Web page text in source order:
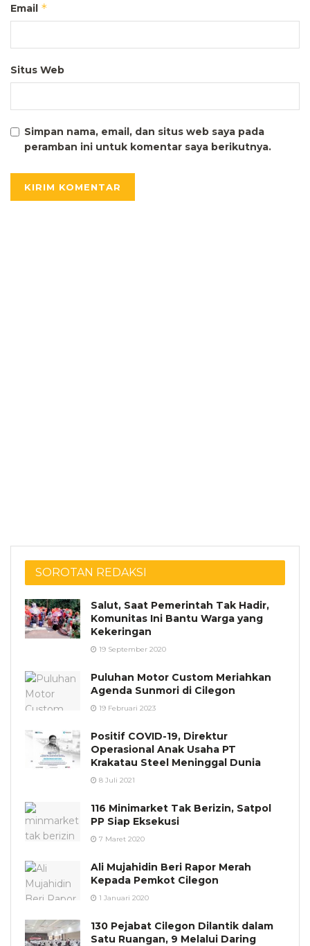
Email *
Situs Web
Simpan nama, email, dan situs web saya pada
peramban ini untuk komentar saya berikutnya.
SOROTAN REDAKSI
Salut, Saat Pemerintah Tak Hadir,
Komunitas Ini Bantu Warga yang
Kekeringan
19 September 2020
Puluhan Motor Custom Meriahkan
Agenda Sunmori di Cilegon
19 Februari 2023
Positif COVID-19, Direktur
Operasional Anak Usaha PT
Krakatau Steel Meninggal Dunia
8 Juli 2021
116 Minimarket Tak Berizin, Satpol
PP Siap Eksekusi
7 Maret 2020
Ali Mujahidin Beri Rapor Merah
Kepada Pemkot Cilegon
1 Januari 2020
130 Pejabat Cilegon Dilantik dalam
Satu Ruangan, 9 Melalui Daring